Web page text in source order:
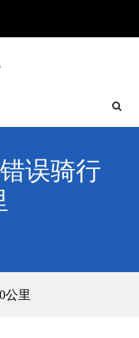
误骑行
公里